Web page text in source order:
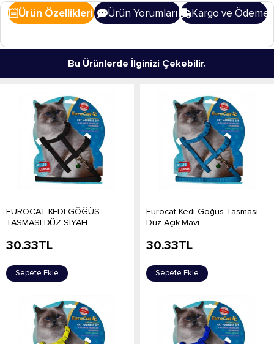
Ürün Özellikleri Ürün Yorumları Kargo ve Ödeme
Bu Ürünlerde İlginizi Çekebilir.
EUROCAT KEDİ GÖĞÜS
TASMASI DÜZ SİYAH
30.33TL
Sepete Ekle
Eurocat Kedi Göğüs Tasması
Düz Açık Mavi
30.33TL
Sepete Ekle